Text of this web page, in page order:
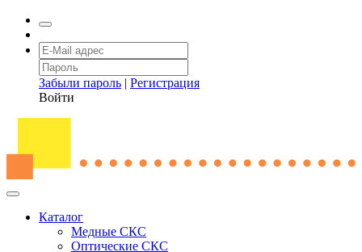
Забыли пароль | Регистрация
Войти
Каталог
Медные СКС
Оптические СКС